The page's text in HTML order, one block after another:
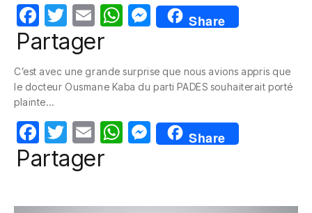
F
a
e
b
o
o
k
T
w
itt
er
E
m
W
s
p
p
M
e
e
g
er
Share
Partager
C’est avec une grande surprise que nous avions appris que
le docteur Ousmane Kaba du parti PADES souhaiterait porté
plainte…
F
a
e
T
w
itt
er
E
m
W
s
M
e
e
Share
Partager